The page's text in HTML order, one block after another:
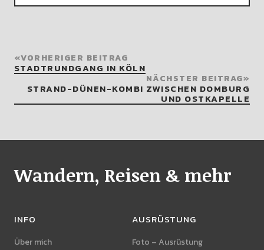
VORHERIGER BEITRAG
STADTRUNDGANG IN KÖLN
NÄCHSTER BEITRAG
STRAND-DÜNEN-KOMBI ZWISCHEN DOMBURG
UND OSTKAPELLE
Wandern, Reisen & mehr
INFO
Über mich
AUSRÜSTUNG
Foto – Ausrüstung